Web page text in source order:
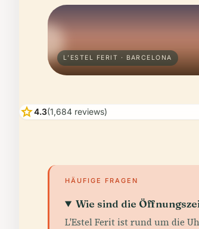
L’ESTEL FERIT · BARCELONA
star4.3(1,684 reviews)
HÄUFIGE FRAGEN
Wie sind die
L'Estel Ferit ist rund um die